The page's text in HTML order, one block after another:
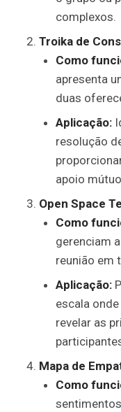
complexos.
Troika de
Como
apresenta
duas
Aplicação:
resolução
apoio
Open Space
Como
gerenciam
reunião em
Aplicação:
escala
revelar as
Mapa de
Como